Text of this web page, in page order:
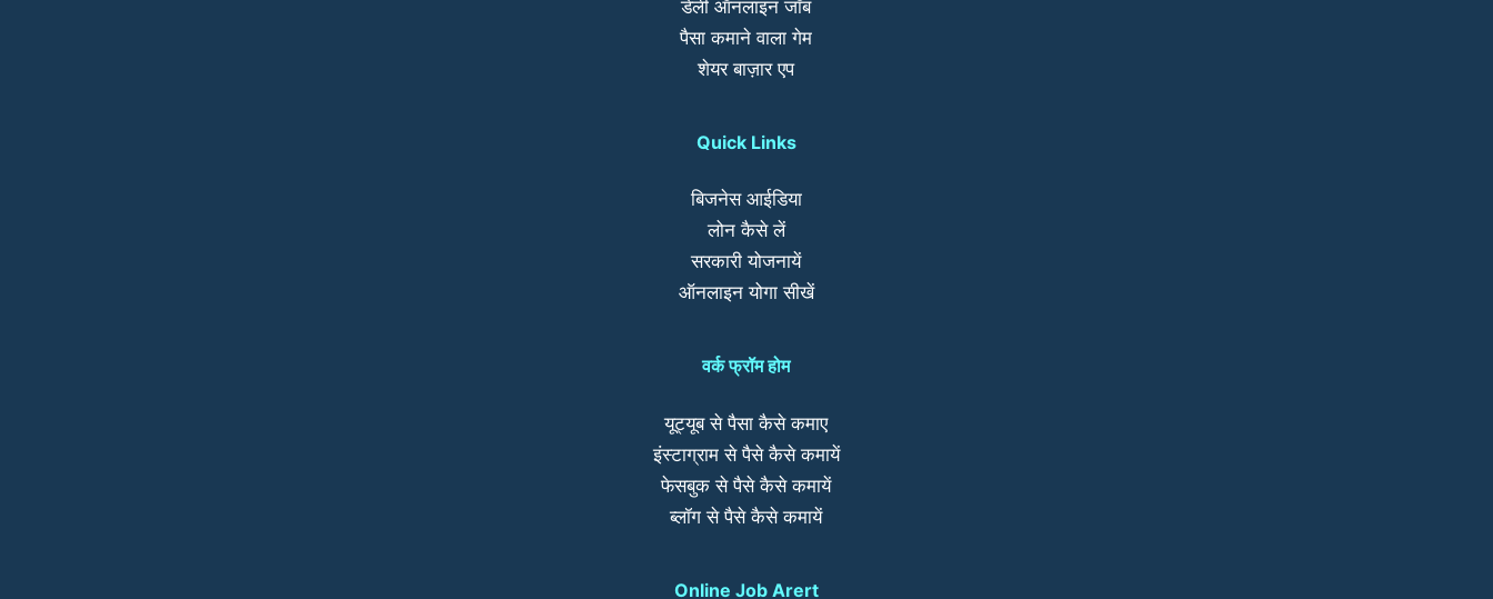
डेली ऑनलाइन जॉब
पैसा कमाने वाला गेम
शेयर बाज़ार एप
Quick Links
बिजनेस आईडिया
लोन कैसे लें
सरकारी योजनायें
ऑनलाइन योगा सीखें
वर्क फ्रॉम होम
यूट्यूब से पैसा कैसे कमाए
इंस्टाग्राम से पैसे कैसे कमायें
फेसबुक से पैसे कैसे कमायें
ब्लॉग से पैसे कैसे कमायें
Online Job Arert